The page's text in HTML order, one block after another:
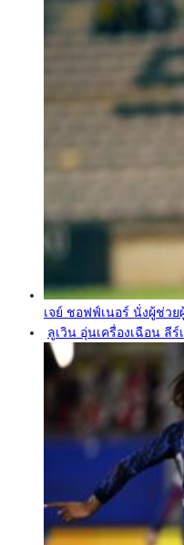
เจย์ ชอฟฟ์เนอร์ นั่งผู้ช่ว
ลูเวิน อุ่นเครื่องเฉือน ลีร์